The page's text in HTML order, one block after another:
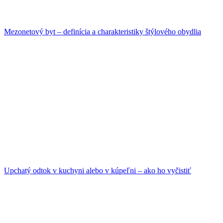
Mezonetový byt – definícia a charakteristiky štýlového obydlia
Upchatý odtok v kuchyni alebo v kúpeľni – ako ho vyčistiť